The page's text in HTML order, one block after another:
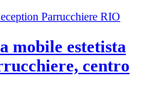
mobile estetista
centro